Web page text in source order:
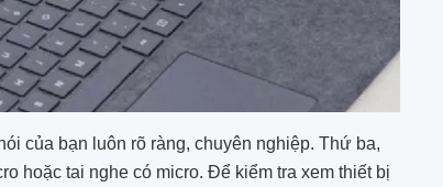
của bạn luôn rõ ràng, chuyên nghiệp. Thứ ba,
hoặc tai nghe có micro. Để kiểm tra xem thiết bị